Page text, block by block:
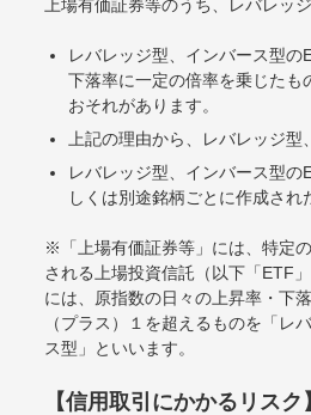
上場有価証券等のうち、レバレ
レバレッジ型、インバース型
下落率に一定の倍率を乗じた
おそれがあります。
上記の理由から、レバレッジ
レバレッジ型、インバース型
しくは別途銘柄ごとに作成さ
※「上場有価証券等」には、特定
される上場投資信託（以下「ETF
には、原指数の日々の上昇率・下
（プラス）１を超えるものを「
ス型」といいます。
【信用取引にかかるリスク